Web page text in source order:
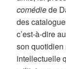
comédiede
des
c’est-à-dire
son quotidien
intellectuelle